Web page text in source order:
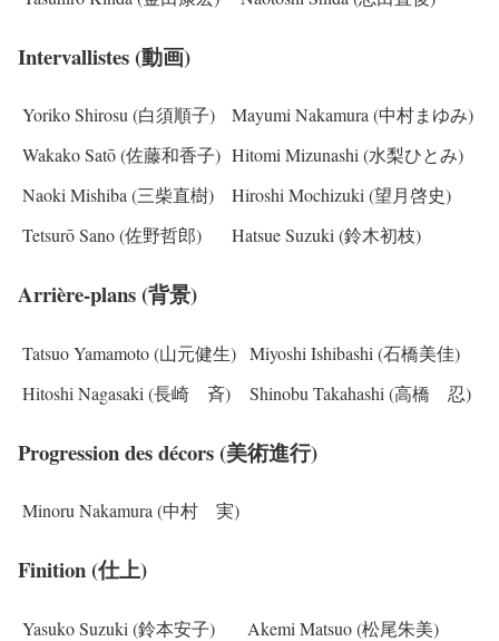
Intervallistes (動画)
Yoriko Shirosu (白須順子)
Mayumi Nakamura (中村まゆみ)
Wakako Satō (佐藤和香子) Hitomi Mizunashi (水梨ひとみ)
Naoki Mishiba (三柴直樹)
Hiroshi Mochizuki (望月啓史)
Tetsurō Sano (佐野哲郎)
Hatsue Suzuki (鈴木初枝)
Arrière-plans (背景)
Tatsuo Yamamoto (山元健生) Miyoshi Ishibashi (石橋美佳)
Hitoshi Nagasaki (長崎 斉)
Shinobu Takahashi (高橋 忍)
Progression des décors (美術進行)
Minoru Nakamura (中村 実)
Finition (仕上)
Yasuko Suzuki (鈴本安子)
Akemi Matsuo (松尾朱美)